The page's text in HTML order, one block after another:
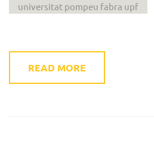
universitat pompeu fabra upf
READ MORE